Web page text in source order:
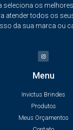
seleciona os
atender todos os
da sua marca ou
Menu
Invictus Brindes
Produtos
Meus Orçamentos